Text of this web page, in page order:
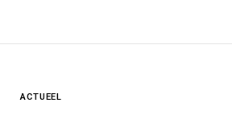
ACTUEEL